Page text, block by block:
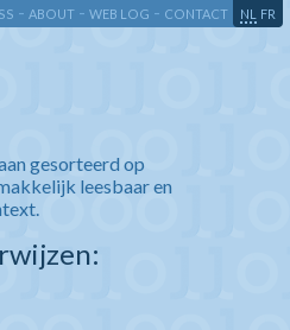
- ABOUT - WEB LOG - CONTACT NL FR
gesorteerd op
leesbaar en